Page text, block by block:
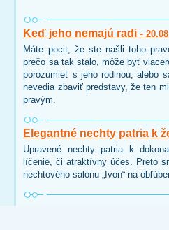
Keď jeho nemajú radi -
Máte pocit, že ste našli toho
prečo sa tak stalo, môže byť
porozumieť s jeho rodinou, alebo
nevedia zbaviť predstavy, že ten
pravým.
Elegantné nechty patria k
Upravené nechty patria k
líčenie, či atraktívny účes. Preto
nechtového salónu „Ivon“ na